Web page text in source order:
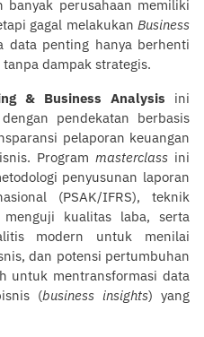
banyak perusahaan memiliki
gagal melakukan Business
data penting hanya berhenti
dampak strategis.
& Business Analysis ini
pendekatan berbasis
pelaporan keuangan
Program masterclassini
penyusunan laporan
(PSAK/IFRS), teknik
kualitas laba, serta
modern untuk menilai
dan potensi pertumbuhan
untuk mentransformasi data
(business insights) yang